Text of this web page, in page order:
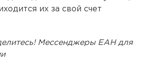
их за свой счет
Мессенджеры ЕАН для